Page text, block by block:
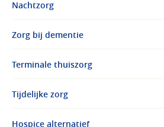
Nachtzorg
Zorg bij dementie
Terminale thuiszorg
Tijdelijke zorg
Hospice alternatief